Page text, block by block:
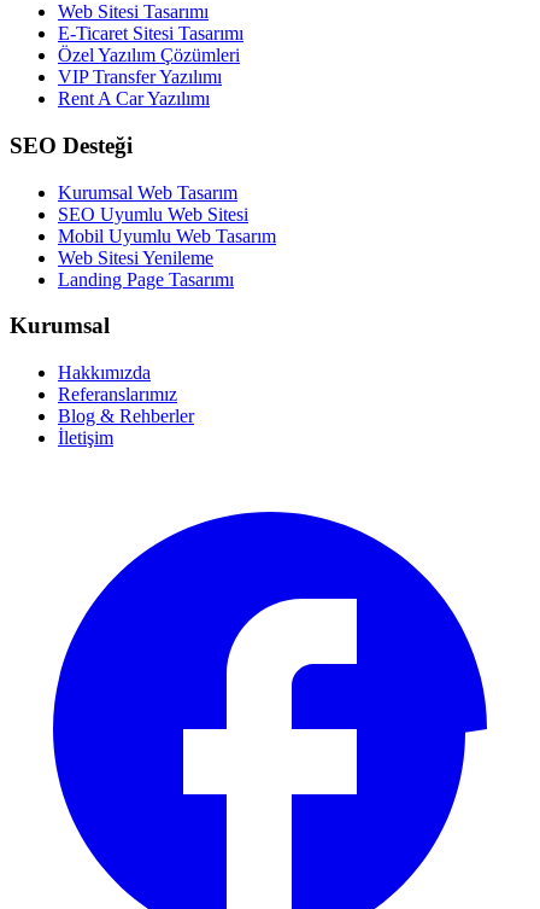
Web Sitesi Tasarımı
E-Ticaret Sitesi Tasarımı
Özel Yazılım Çözümleri
VIP Transfer Yazılımı
Rent A Car Yazılımı
SEO Desteği
Kurumsal Web Tasarım
SEO Uyumlu Web Sitesi
Mobil Uyumlu Web Tasarım
Web Sitesi Yenileme
Landing Page Tasarımı
Kurumsal
Hakkımızda
Referanslarımız
Blog & Rehberler
İletişim